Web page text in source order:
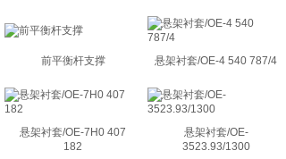
前平衡杆支撑 悬架衬套/OE-4 540 787/4
悬架衬套/OE-7H0 407
182
悬架衬套/OE-
3523.93/1300